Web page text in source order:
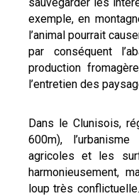
exemple, en
l’animal pourrait
par conséquent
production
l’entretien des
Dans le Clunisois,
600m),
agricoles et les
harmonieusement,
loup très